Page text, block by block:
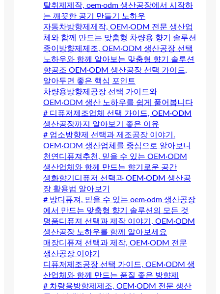
탈취제제작, oem·odm 생산공장에서 시작하
는 깨끗한 공기 만들기 노하우
자동차방향제제작, OEM·ODM 전문 생산업
체와 함께 만드는 맞춤형 차량용 향기 솔루션
종이방향제제조, OEM·ODM 생산공장 선택
노하우와 함께 알아보는 맞춤형 향기 솔루션
향공조 OEM·ODM 생산공장 선택 가이드,
알아두면 좋은 핵심 포인트
차량용방향제공장 선택 가이드와
OEM·ODM 생산 노하우를 쉽게 풀어봅니다
# 디퓨저제조업체 선택 가이드, OEM·ODM
생산공장까지 알아보기 좋은 이유
# 업소방향제 선택과 제조공장 이야기.
OEM·ODM 생산업체를 중심으로 알아보니
천연디퓨져추천, 믿을 수 있는 OEM·ODM
생산업체와 함께 만드는 향기로운 공간
생화향기디퓨저 선택과 OEM·ODM 생산공
장 활용법 알아보기
# 방디퓨져, 믿을 수 있는 oem·odm 생산공장
에서 만드는 맞춤형 향기 솔루션의 모든 것
명품디퓨져 선택과 제작 이야기, OEM·ODM
생산공장 노하우를 함께 알아보세요
매장디퓨져 선택과 제작, OEM·ODM 전문
생산공장 이야기
디퓨저제조공장 선택 가이드, OEM·ODM 생
산업체와 함께 만드는 품질 좋은 방향제
# 차량용방향제제조, OEM·ODM 전문 생산